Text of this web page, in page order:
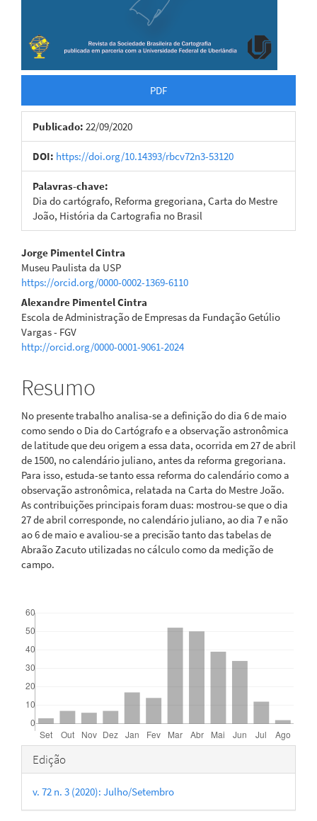
PDF
Publicado: 22/09/2020
DOI: https://doi.org/10.14393/rbcv72n3-53120
Palavras-chave:
Dia do cartógrafo, Reforma gregoriana, Carta do Mestre
João, História da Cartografia no Brasil
Conteúdo
do
artigo
principal
Jorge Pimentel Cintra
Museu Paulista da USP
https://orcid.org/0000-0002-1369-6110
Alexandre Pimentel Cintra
Escola de Administração de Empresas da Fundação Getúlio
Vargas - FGV
http://orcid.org/0000-0001-9061-2024
Resumo
No presente trabalho analisa-se a definição do dia 6 de maio
como sendo o Dia do Cartógrafo e a observação astronômica
de latitude que deu origem a essa data, ocorrida em 27 de abril
de 1500, no calendário juliano, antes da reforma gregoriana.
Para isso, estuda-se tanto essa reforma do calendário como a
observação astronômica, relatada na Carta do Mestre João.
As contribuições principais foram duas: mostrou-se que o dia
27 de abril corresponde, no calendário juliano, ao dia 7 e não
ao 6 de maio e avaliou-se a precisão tanto das tabelas de
Abraão Zacuto utilizadas no cálculo como da medição de
campo.
Detalhes
do
artigo
Edição
v. 72 n. 3 (2020): Julho/Setembro